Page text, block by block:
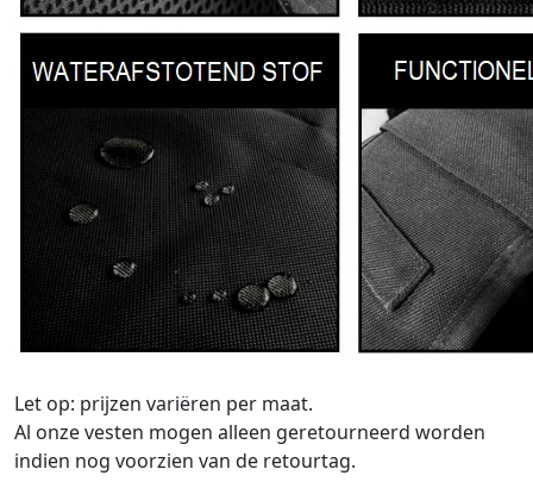
Let op: prijzen variëren per maat.
Al onze vesten mogen alleen geretourneerd worden
indien nog voorzien van de retourtag.